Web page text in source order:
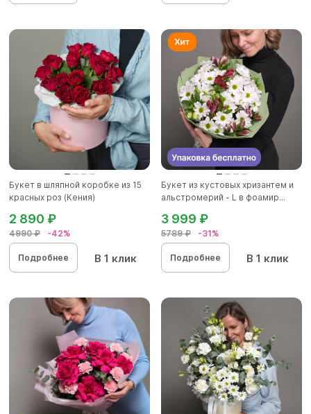
Букет в шляпной коробке из 15
красных роз (Кения)
4990 ₽ -42%
2 890 ₽
Подробнее В 1 клик
Букет из кустовых хризантем и
альстромерий - L в фоамир...
5789 ₽ -31%
3 999 ₽
Подробнее В 1 клик